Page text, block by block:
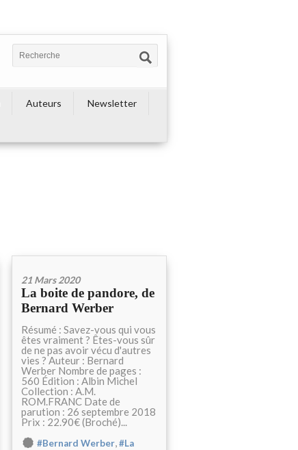
Auteurs
Newsletter
21 Mars 2020
La boite de pandore, de
Bernard Werber
Résumé : Savez-vous qui vous
êtes vraiment ? Êtes-vous sûr
de ne pas avoir vécu d'autres
vies ? Auteur : Bernard
Werber Nombre de pages :
560 Édition : Albin Michel
Collection : A.M.
ROM.FRANC Date de
parution : 26 septembre 2018
Prix : 22.90€ (Broché)...
#Bernard Werber,#La